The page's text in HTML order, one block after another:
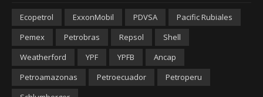
Ecopetrol ExxonMobil PDVSA
Pacific Rubiales
Pemex
Petrobras Repsol
Shell
Weatherford
YPF YPFB
Ancap
Petroamazonas
Petroecuador
Petroperu